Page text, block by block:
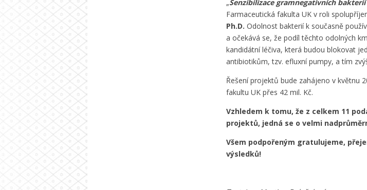
„Senzibilizace gramnegativních
Farmaceutická fakulta UK v roli
Ph.D. Odolnost bakterií k současně
a očekává se, že podíl těchto odolných
kandidátní léčiva, která budou blokovat
antibiotikům, tzv. efluxní pumpy, a tím
Řešení projektů bude zahájeno v květnu
fakultu UK přes 42 mil. Kč.
Vzhledem k tomu, že z celkem 11
projektů, jedná se o velmi
Všem podpořeným gratulujeme,
výsledků!